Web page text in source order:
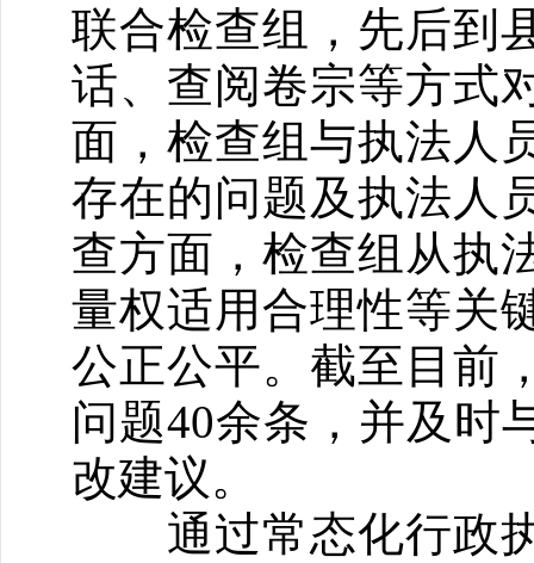
联合检查组，先后到
话、查阅卷宗等方式
面，检查组与执法人
存在的问题及执法人
查方面，检查组从执
量权适用合理性等关
公正公平。截至目前
问题40余条，并及时
改建议。
通过常态化行政执